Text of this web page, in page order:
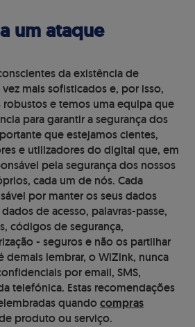
um ataque
da existência de
mais sofisticados e, por isso,
robustos e temos uma equipa que
para garantir a segurança dos
que estejamos cientes,
e utilizadores do digital que, em
pela segurança dos nossos
cada um de nós. Cada
por manter os seus dados
de acesso, palavras-passe,
códigos de segurança,
- seguros e não os partilhar
demais lembrar, o WiZink, nunca
por email, SMS,
telefónica. Estas recomendações
quandocompras
produto ou serviço.